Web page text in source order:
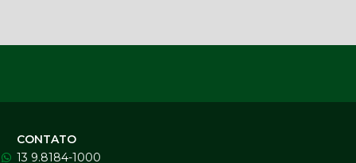
CONTATO
13 9.8184-1000